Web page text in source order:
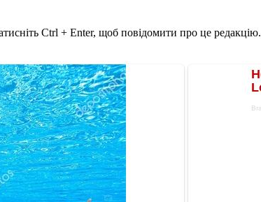
Ctrl + Enter, щоб повідомити про це редакцію.